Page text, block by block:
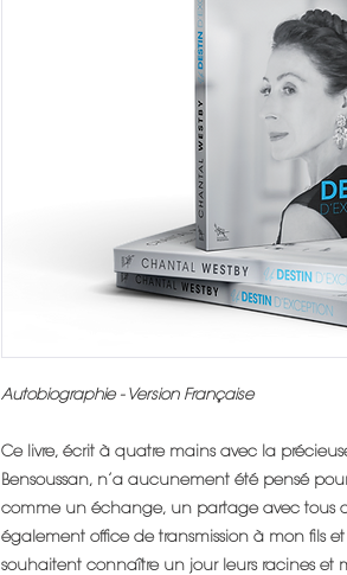
Autobiographie - Version Française
Ce livre, écrit à quatre mains avec la
Bensoussan, n’a aucunement été pensé
comme un échange, un partage avec tous
également office de transmission à mon fils et
souhaitent connaître un jour leurs racines et